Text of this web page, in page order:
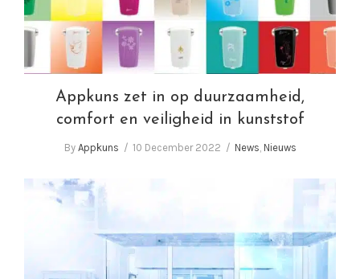
Appkuns zet in op duurzaamheid,
comfort en veiligheid in kunststof
By Appkuns 10 December 2022 News, Nieuws
Appkuns wil productie verder automatiseren